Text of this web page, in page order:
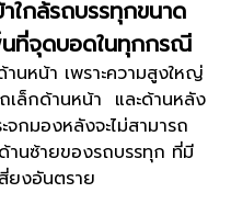
ใกล้รถบรรทุกขนาด
นที่จุดบอดในทุกกรณี
นหน้า เพราะความสูงใหญ่
เล็กด้านหน้า และด้านหลัง
กมองหลังจะไม่สามารถ
านซ้ายของรถบรรทุก ที่มี
ยงอันตราย